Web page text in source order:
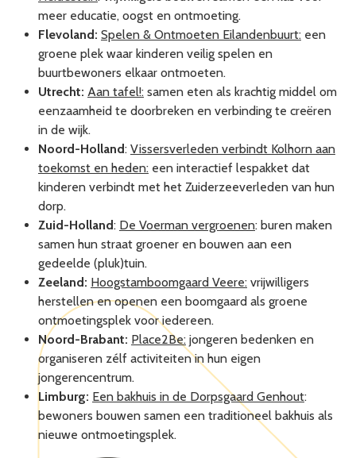
meer educatie, oogst en ontmoeting.
Flevoland: Spelen & Ontmoeten Eilandenbuurt: een
groene plek waar kinderen veilig spelen en
buurtbewoners elkaar ontmoeten.
Utrecht: Aan tafel!: samen eten als krachtig middel om
eenzaamheid te doorbreken en verbinding te creëren
in de wijk.
Noord-Holland: Vissersverleden verbindt Kolhorn aan
toekomst en heden: een interactief lespakket dat
kinderen verbindt met het Zuiderzeeverleden van hun
dorp.
Zuid-Holland: De Voerman vergroenen: buren maken
samen hun straat groener en bouwen aan een
gedeelde (pluk)tuin.
Zeeland: Hoogstamboomgaard Veere: vrijwilligers
herstellen en openen een boomgaard als groene
ontmoetingsplek voor iedereen.
Noord-Brabant: Place2Be: jongeren bedenken en
organiseren zélf activiteiten in hun eigen
jongerencentrum.
Limburg: Een bakhuis in de Dorpsgaard Genhout:
bewoners bouwen samen een traditioneel bakhuis als
nieuwe ontmoetingsplek.